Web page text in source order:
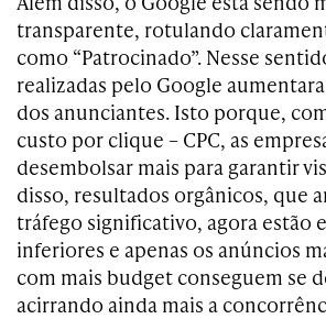
transparente, rotulando
como “Patrocinado”. Nesse
realizadas pelo Google
dos anunciantes. Isto porque,
custo por clique – CPC, as
desembolsar mais para garantir
disso, resultados orgânicos, que
tráfego significativo, agora estão
inferiores e apenas os anúncios
com mais budget conseguem se
acirrando ainda mais a